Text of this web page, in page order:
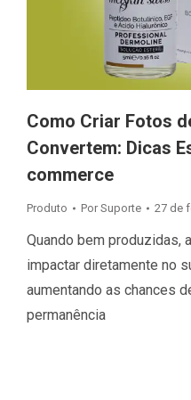
Como Criar Fotos
Convertem: Dicas
commerce
Produto Por Suporte 27 de
Quando bem produzidas,
impactar diretamente no
aumentando as chances
permanência